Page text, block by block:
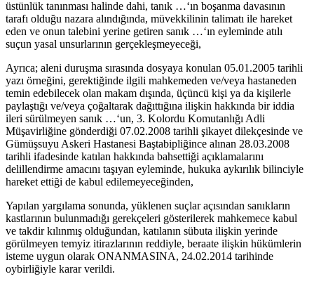
üstünlük tanınması halinde dahi, tanık …‘ın boşanma davasının
tarafı olduğu nazara alındığında, müvekkilinin talimatı ile hareket
eden ve onun talebini yerine getiren sanık …‘ın eyleminde atılı
suçun yasal unsurlarının gerçekleşmeyeceği,
Ayrıca; aleni duruşma sırasında dosyaya konulan 05.01.2005 tarihli
yazı örneğini, gerektiğinde ilgili mahkemeden ve/veya hastaneden
temin edebilecek olan makam dışında, üçüncü kişi ya da kişilerle
paylaştığı ve/veya çoğaltarak dağıttığına ilişkin hakkında bir iddia
ileri sürülmeyen sanık …‘un, 3. Kolordu Komutanlığı Adli
Müşavirliğine gönderdiği 07.02.2008 tarihli şikayet dilekçesinde ve
Gümüşsuyu Askeri Hastanesi Baştabipliğince alınan 28.03.2008
tarihli ifadesinde katılan hakkında bahsettiği açıklamalarını
delillendirme amacını taşıyan eyleminde, hukuka aykırılık bilinciyle
hareket ettiği de kabul edilemeyeceğinden,
Yapılan yargılama sonunda, yüklenen suçlar açısından sanıkların
kastlarının bulunmadığı gerekçeleri gösterilerek mahkemece kabul
ve takdir kılınmış olduğundan, katılanın sübuta ilişkin yerinde
görülmeyen temyiz itirazlarının reddiyle, beraate ilişkin hükümlerin
isteme uygun olarak ONANMASINA, 24.02.2014 tarihinde
oybirliğiyle karar verildi.